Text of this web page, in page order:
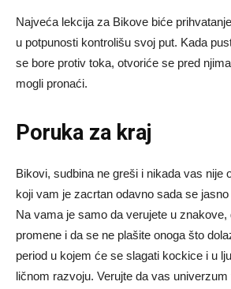
Najveća lekcija za Bikove biće
u potpunosti kontrolišu svoj put. Kada
se bore protiv toka, otvoriće se pred
mogli pronaći.
Poruka za kraj
Bikovi, sudbina ne greši i nikada vas nije
koji vam je zacrtan odavno sada se
Na vama je samo da verujete u znakove,
promene i da se ne plašite onoga što
period u kojem će se slagati kockice i u
ličnom razvoju. Verujte da vas